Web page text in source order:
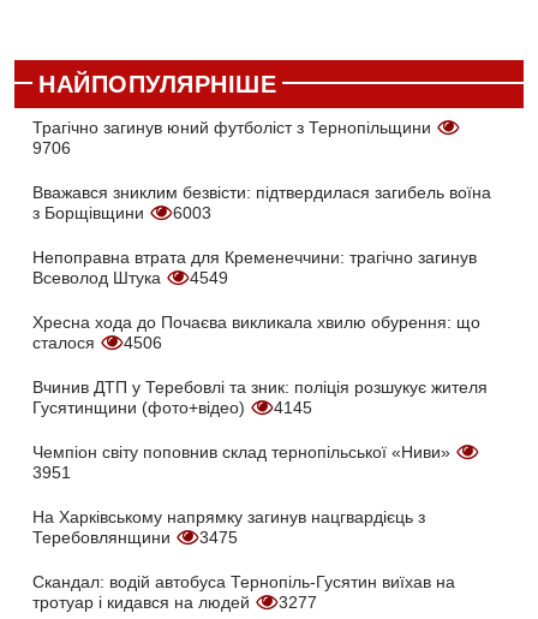
НАЙПОПУЛЯРНІШЕ
Трагічно загинув юний футболіст з Тернопільщини
9706
Вважався зниклим безвісти: підтвердилася загибель воїна
з Борщівщини
6003
Непоправна втрата для Кременеччини: трагічно загинув
Всеволод Штука
4549
Хресна хода до Почаєва викликала хвилю обурення: що
сталося
4506
Вчинив ДТП у Теребовлі та зник: поліція розшукує жителя
Гусятинщини (фото+відео)
4145
Чемпіон світу поповнив склад тернопільської «Ниви»
3951
На Харківському напрямку загинув нацгвардієць з
Теребовлянщини
3475
Скандал: водій автобуса Тернопіль-Гусятин виїхав на
тротуар і кидався на людей
3277